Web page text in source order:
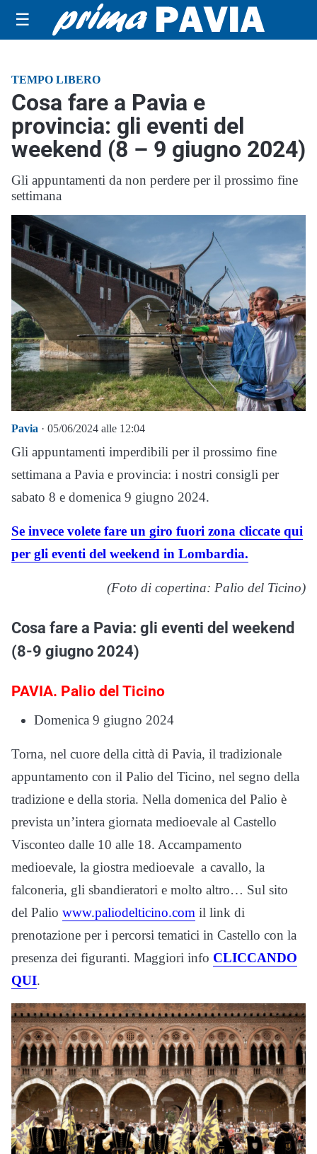
☰
TEMPO LIBERO
Cosa fare a Pavia e
provincia: gli eventi del
weekend (8 – 9 giugno 2024)
Gli appuntamenti da non perdere per il prossimo fine
settimana
Pavia · 05/06/2024 alle 12:04
Gli appuntamenti imperdibili per il prossimo fine
settimana a Pavia e provincia: i nostri consigli per
sabato 8 e domenica 9 giugno 2024.
Se invece volete fare un giro fuori zona cliccate qui
per gli eventi del weekend in Lombardia.
(Foto di copertina: Palio del Ticino)
Cosa fare a Pavia: gli eventi del weekend
(8-9 giugno 2024)
PAVIA. Palio del Ticino
Domenica 9 giugno 2024
Torna, nel cuore della città di Pavia, il tradizionale
appuntamento con il Palio del Ticino, nel segno della
tradizione e della storia. Nella domenica del Palio è
prevista un’intera giornata medioevale al Castello
Visconteo dalle 10 alle 18. Accampamento
medioevale, la giostra medioevale a cavallo, la
falconeria, gli sbandieratori e molto altro… Sul sito
del Palio www.paliodelticino.com il link di
prenotazione per i percorsi tematici in Castello con la
presenza dei figuranti. Maggiori info CLICCANDO
QUI.